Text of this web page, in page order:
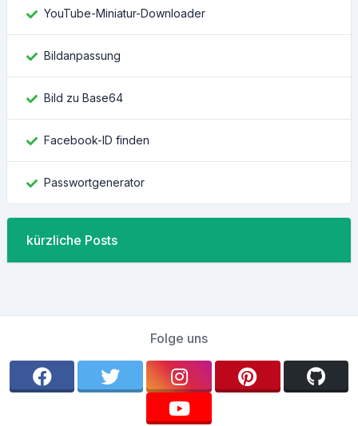
YouTube-Miniatur-Downloader
Bildanpassung
Bild zu Base64
Facebook-ID finden
Passwortgenerator
kürzliche Posts
Folge uns